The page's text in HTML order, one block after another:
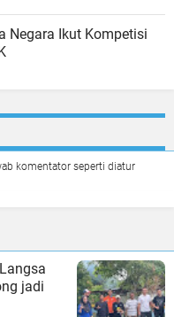
Negara Ikut Kompetisi
komentator seperti diatur
jadi